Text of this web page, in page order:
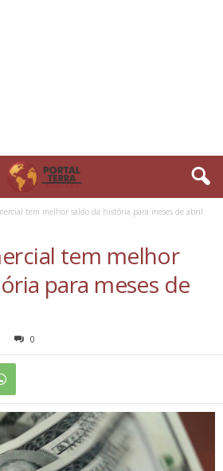
tem melhor saldo da história para meses de abril
tem melhor
para meses de
0